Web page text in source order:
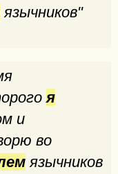
язычников"
я
и
во
язычников